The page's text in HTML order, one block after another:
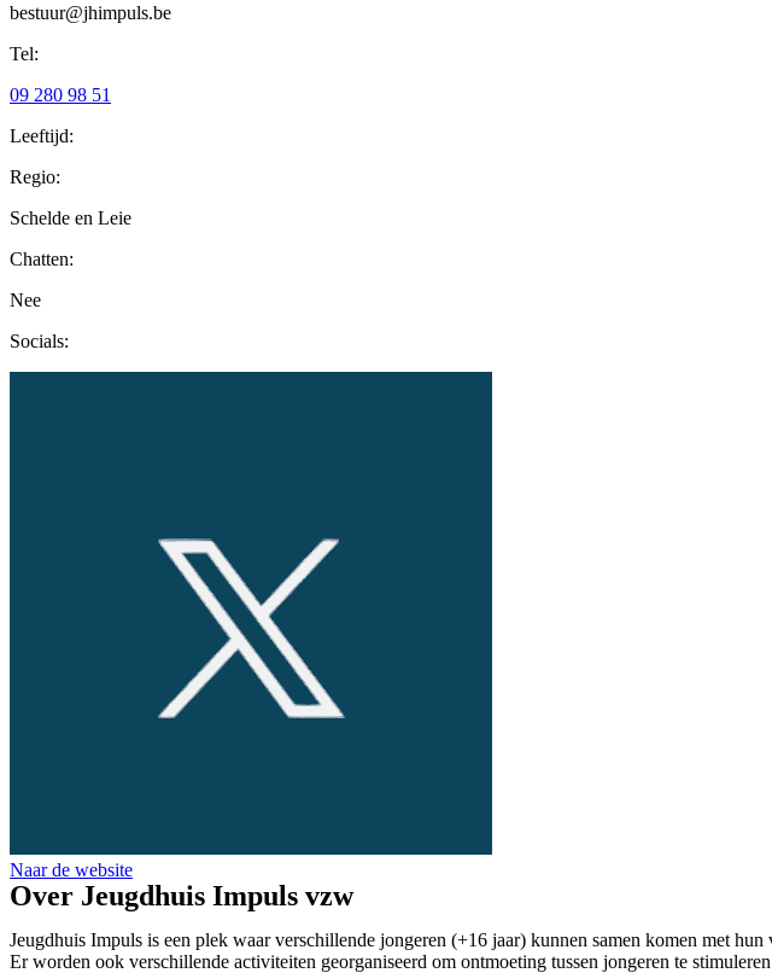
bestuur@jhimpuls.be
Tel:
09 280 98 51
Leeftijd:
Regio:
Schelde en Leie
Chatten:
Nee
Socials:
Naar de website
Over Jeugdhuis Impuls vzw
Jeugdhuis Impuls is een plek waar verschillende jongeren (+16 jaar) kunnen samen komen met hun
Er worden ook verschillende activiteiten georganiseerd om ontmoeting tussen jongeren te